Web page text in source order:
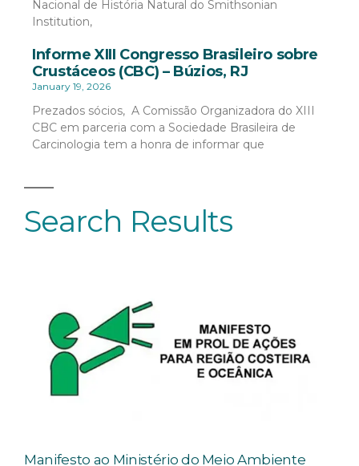
Search Results
Manifesto ao Ministério do Meio Ambiente
Nacional de História Natural do Smithsonian
Institution,
Informe XIII Congresso Brasileiro sobre
Crustáceos (CBC) – Búzios, RJ
January 19, 2026
Prezados sócios, A Comissão Organizadora do XIII
CBC em parceria com a Sociedade Brasileira de
Carcinologia tem a honra de informar que